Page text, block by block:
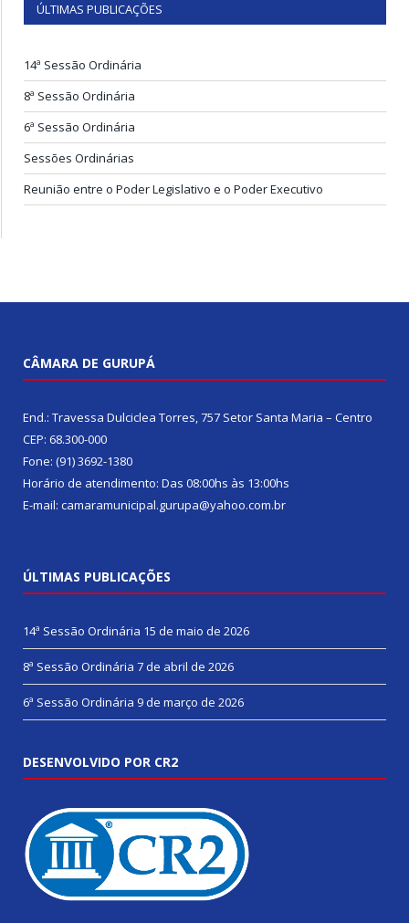
ÚLTIMAS PUBLICAÇÕES
14ª Sessão Ordinária
8ª Sessão Ordinária
6ª Sessão Ordinária
Sessões Ordinárias
Reunião entre o Poder Legislativo e o Poder Executivo
CÂMARA DE GURUPÁ
End.: Travessa Dulciclea Torres, 757 Setor Santa Maria – Centro
CEP: 68.300-000
Fone: (91) 3692-1380
Horário de atendimento: Das 08:00hs às 13:00hs
E-mail: camaramunicipal.gurupa@yahoo.com.br
ÚLTIMAS PUBLICAÇÕES
14ª Sessão Ordinária 15 de maio de 2026
8ª Sessão Ordinária 7 de abril de 2026
6ª Sessão Ordinária 9 de março de 2026
DESENVOLVIDO POR CR2